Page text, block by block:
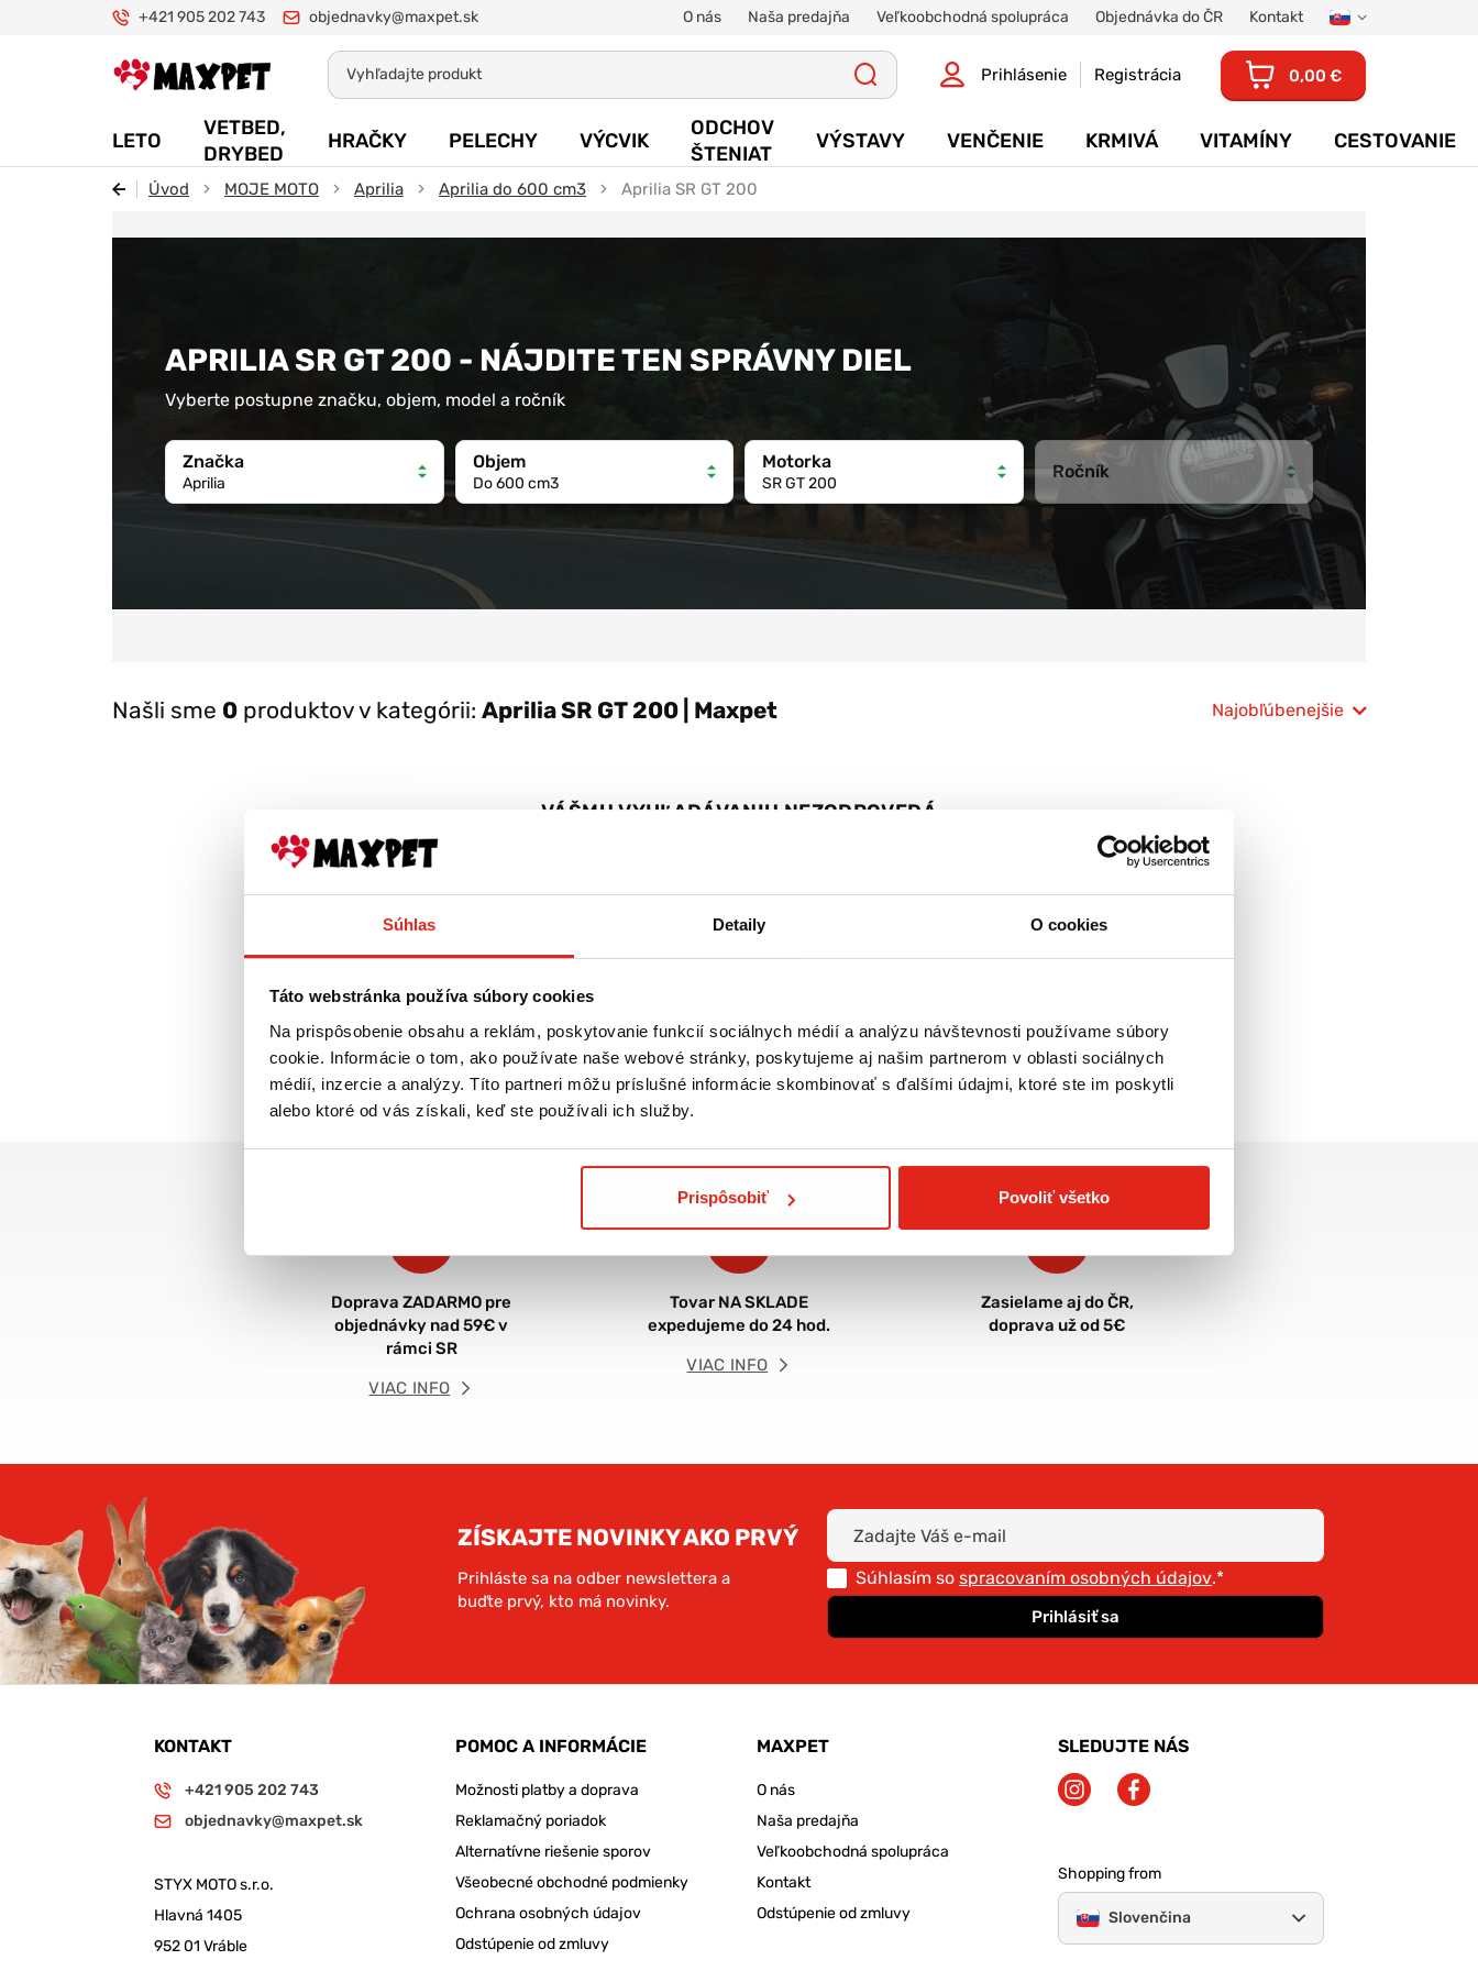
Súhlas Detaily O cookies
Táto webstránka používa súbory cookies
Na prispôsobenie obsahu a reklám, poskytovanie funkcií sociálnych médií a analýzu návštevnosti používame súbory
cookie. Informácie o tom, ako používate naše webové stránky, poskytujeme aj našim partnerom v oblasti sociálnych
médií, inzercie a analýzy. Títo partneri môžu príslušné informácie skombinovať s ďalšími údajmi, ktoré ste im poskytli
alebo ktoré od vás získali, keď ste používali ich služby.
Prispôsobiť Povoliť všetko
+421 905 202 743 objednavky@maxpet.sk O nás Naša predajňa Veľkoobchodná spolupráca Objednávka do ČR
Kontakt
Prihlásenie Registrácia 0,00 €
LETO
VETBED,
DRYBED
HRAČKY PELECHY VÝCVIK
ODCHOV
ŠTENIAT
VÝSTAVY VENČENIE KRMIVÁ VITAMÍNY CESTOVANIE
Úvod MOJE MOTO Aprilia Aprilia do 600 cm3 Aprilia SR GT 200
APRILIA SR GT 200 - NÁJDITE TEN SPRÁVNY DIEL
Vyberte postupne značku, objem, model a ročník
Značka
Aprilia
Objem
Do 600 cm3
Motorka
SR GT 200
Ročník
Našli sme 0 produktov v kategórii: Aprilia SR GT 200 | Maxpet Najobľúbenejšie
VÁŠMU VYHĽADÁVANIU NEZODPOVEDÁ
Zrušiť všetky filtre
Doprava ZADARMO pre
objednávky nad 59€ v
rámci SR
VIAC INFO
Tovar NA SKLADE
expedujeme do 24 hod.
VIAC INFO
Zasielame aj do ČR,
doprava už od 5€
ZÍSKAJTE NOVINKY AKO PRVÝ
Prihláste sa na odber newslettera a
buďte prvý, kto má novinky.
Súhlasím so spracovaním osobných údajov.*
Prihlásiť sa
KONTAKT
+421 905 202 743
objednavky@maxpet.sk
STYX MOTO s.r.o.
Hlavná 1405
952 01 Vráble
POMOC A INFORMÁCIE
Možnosti platby a doprava
Reklamačný poriadok
Alternatívne riešenie sporov
Všeobecné obchodné podmienky
Ochrana osobných údajov
Odstúpenie od zmluvy
MAXPET
O nás
Naša predajňa
Veľkoobchodná spolupráca
Kontakt
Odstúpenie od zmluvy
SLEDUJTE NÁS
Shopping from
Slovenčina